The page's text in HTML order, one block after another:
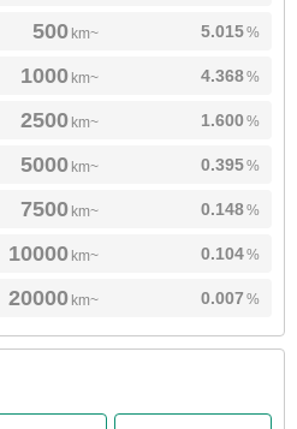
500 km~ 5.015%
1000 km~ 4.368%
2500 km~ 1.600 %
5000 km~ 0.395%
7500 km~ 0.148%
10000 km~ 0.104%
20000 km~ 0.007 %